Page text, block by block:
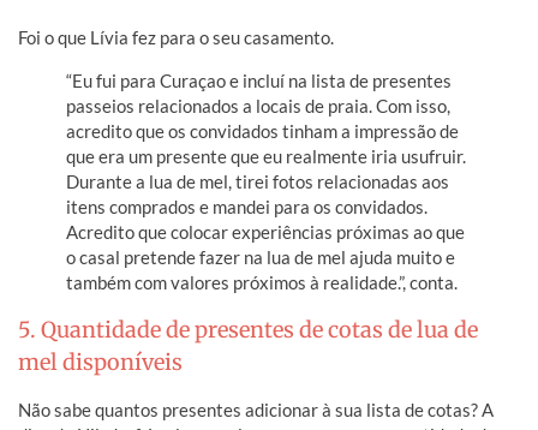
Foi o que Lívia fez para o seu casamento.
“Eu fui para Curaçao e incluí na lista de presentes
passeios relacionados a locais de praia. Com isso,
acredito que os convidados tinham a impressão de
que era um presente que eu realmente iria usufruir.
Durante a lua de mel, tirei fotos relacionadas aos
itens comprados e mandei para os convidados.
Acredito que colocar experiências próximas ao que
o casal pretende fazer na lua de mel ajuda muito e
também com valores próximos à realidade.”, conta.
5. Quantidade de presentes de cotas de lua de
mel disponíveis
Não sabe quantos presentes adicionar à sua lista de cotas? A